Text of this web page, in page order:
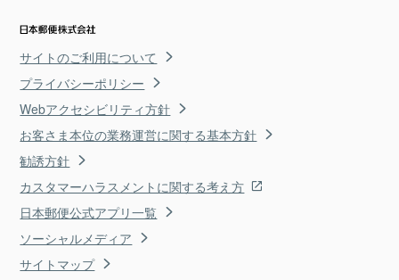
サイトのご利用について
プライバシーポリシー
Webアクセシビリティ方針
お客さま本位の業務運営に関する基本方針
勧誘方針
カスタマーハラスメントに関する考え方
日本郵便公式アプリ一覧
ソーシャルメディア
サイトマップ